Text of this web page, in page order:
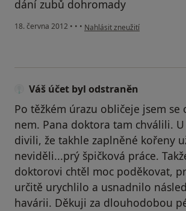
dání zubů dohromady
18. června 2012 • • • podle názoru uživatele A.M
Nahlásit zneužití
Váš účet byl odstraněn
Po těžkém úrazu obličeje jsem se
nem. Pana doktora tam chválili.
divili, že takhle zaplněné kořeny
neviděli...prý špičková práce.
doktorovi chtěl moc poděkovat,
určitě urychlilo a usnadnilo
havárii. Děkuji za dlouhodobou